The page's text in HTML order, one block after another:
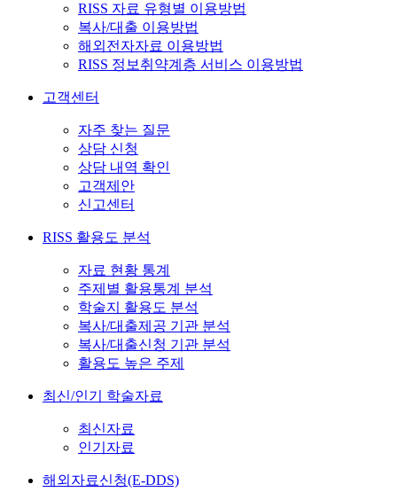
RISS 자료 유형별 이용방법
복사/대출 이용방법
해외전자자료 이용방법
RISS 정보취약계층 서비스 이용방법
고객센터
자주 찾는 질문
상담 신청
상담 내역 확인
고객제안
신고센터
RISS 활용도 분석
자료 현황 통계
주제별 활용통계 분석
학술지 활용도 분석
복사/대출제공 기관 분석
복사/대출신청 기관 분석
활용도 높은 주제
최신/인기 학술자료
최신자료
인기자료
해외자료신청(E-DDS)